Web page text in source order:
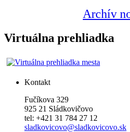
Archív
Virtuálna prehliadka
Kontakt
Fučíkova 329
925 21 Sládkovičovo
tel: +421 31 784 27 12
sladkovicovo@sladkovicovo.sk